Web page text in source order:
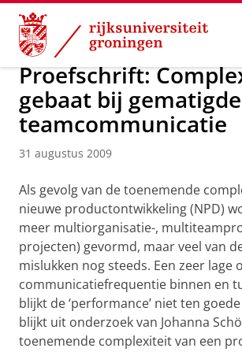
Skip
Content
Skip
Navigation
Over ons Actueel Nieuws
Proefschrift:
gebaat bij gematigde
teamcommunicatie
31 augustus 2009
Als gevolg van de toenemende
nieuwe productontwikkeling (NPD)
meer multiorganisatie-,
projecten) gevormd, maar veel van
mislukken nog steeds. Een zeer lage
communicatiefrequentie binnen en
blijkt de ‘performance’ niet ten
blijkt uit onderzoek van Johanna
toenemende complexiteit van een